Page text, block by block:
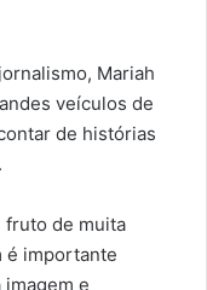
Mariah
veículos de
de histórias
fruto de muita
é importante
e